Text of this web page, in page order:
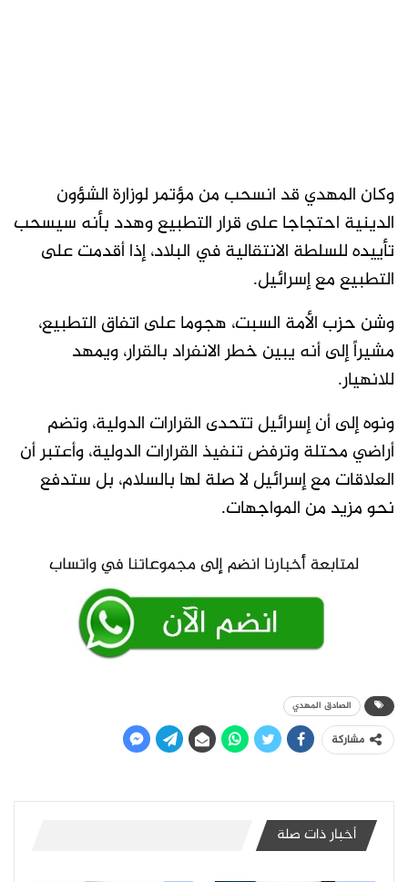
وكان المهدي قد انسحب من مؤتمر لوزارة الشؤون
الدينية احتجاجا على قرار التطبيع وهدد بأنه سيسحب
تأييده للسلطة الانتقالية في البلاد، إذا أقدمت على
التطبيع مع إسرائيل.
وشن حزب الأمة السبت، هجوما على اتفاق التطبيع،
مشيراً إلى أنه يبين خطر الانفراد بالقرار، ويمهد
للانهيار.
ونوه إلى أن إسرائيل تتحدى القرارات الدولية، وتضم
أراضي محتلة وترفض تنفيذ القرارات الدولية، وأعتبر أن
العلاقات مع إسرائيل لا صلة لها بالسلام، بل ستدفع
نحو مزيد من المواجهات.
الصادق المهدي
مشاركة
أخبار ذات صلة